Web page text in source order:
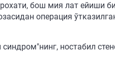
бош мия лат ейиши
операция
ностабил